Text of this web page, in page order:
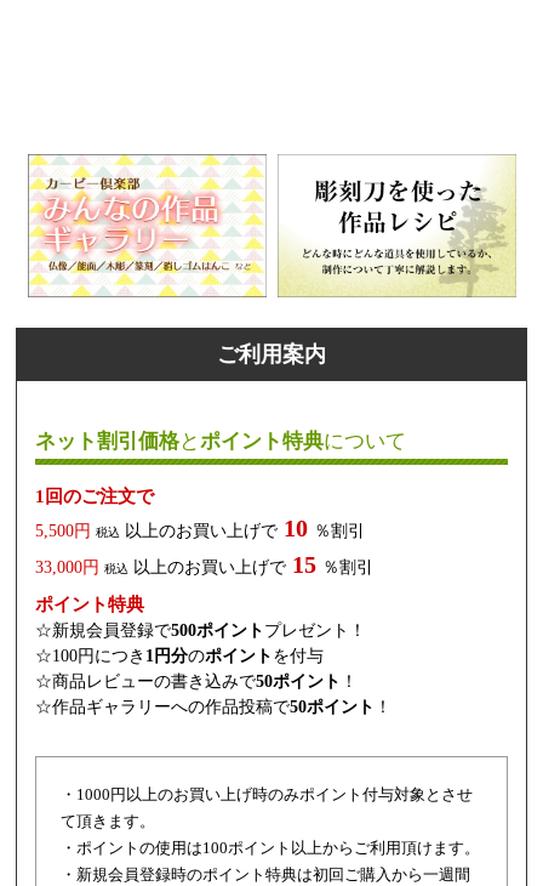
ご利用案内
ネット割引価格とポイント特典について
1回のご注文で
5,500円 税込 以上のお買い上げで 10 ％割引
33,000円 税込 以上のお買い上げで 15 ％割引
ポイント特典
☆新規会員登録で500ポイント プレゼント！
☆100円につき 1円分のポイント を付与
☆商品レビューの書き込みで50ポイント ！
☆作品ギャラリーへの作品投稿で50ポイント ！
・1000円以上のお買い上げ時のみポイント付与対象とさせ
て頂きます。
・ポイントの使用は100ポイント以上からご利用頂けます。
・新規会員登録時のポイント特典は初回ご購入から一週間